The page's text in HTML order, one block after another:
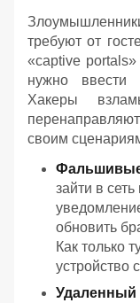
требуют от
«captive
нужно
Хакеры
своим
зайти в
обновить
Как только
устройство
Удаленный